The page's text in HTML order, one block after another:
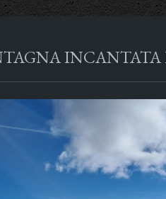
INCANTATA